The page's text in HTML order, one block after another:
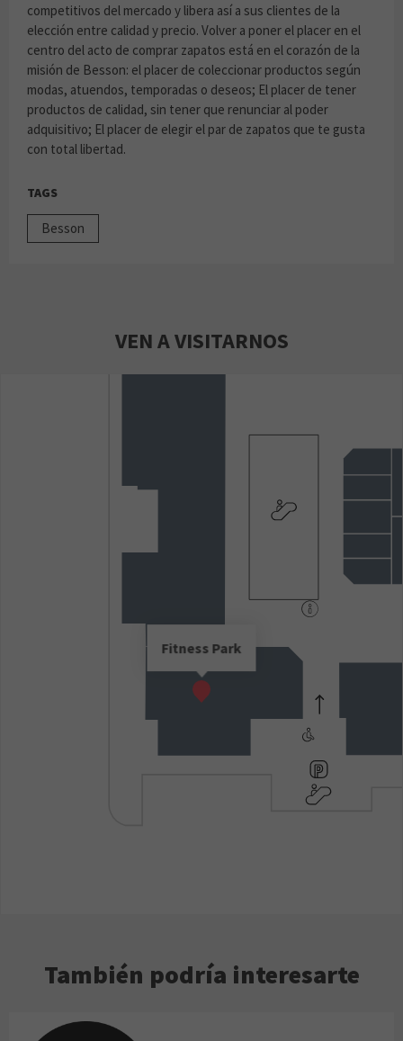
competitivos del mercado y libera así a sus clientes de la
elección entre calidad y precio. Volver a poner el placer en el
centro del acto de comprar zapatos está en el corazón de la
misión de Besson: el placer de coleccionar productos según
modas, atuendos, temporadas o deseos; El placer de tener
productos de calidad, sin tener que renunciar al poder
adquisitivo; El placer de elegir el par de zapatos que te gusta
con total libertad.
TAGS
Besson
VEN A VISITARNOS
Fitness Park
También podría interesarte